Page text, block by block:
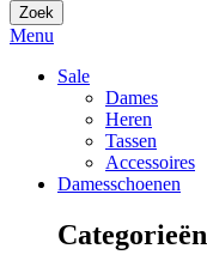
Zoek
Menu
Sale
Dames
Heren
Tassen
Accessoires
Damesschoenen
Categorieën